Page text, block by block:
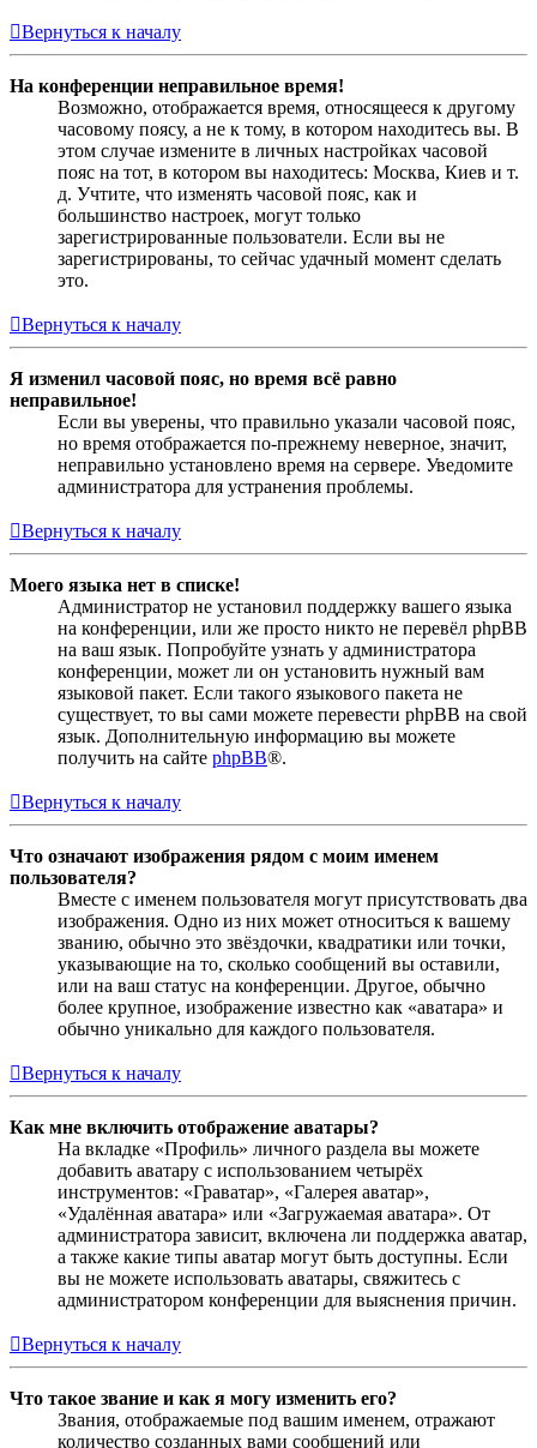
Вернуться к началу
На конференции неправильное время!
Возможно, отображается время, относящееся к другому
часовому поясу, а не к тому, в котором находитесь вы. В
этом случае измените в личных настройках часовой
пояс на тот, в котором вы находитесь: Москва, Киев и т.
д. Учтите, что изменять часовой пояс, как и
большинство настроек, могут только
зарегистрированные пользователи. Если вы не
зарегистрированы, то сейчас удачный момент сделать
это.
Вернуться к началу
Я изменил часовой пояс, но время всё равно
неправильное!
Если вы уверены, что правильно указали часовой пояс,
но время отображается по-прежнему неверное, значит,
неправильно установлено время на сервере. Уведомите
администратора для устранения проблемы.
Вернуться к началу
Моего языка нет в списке!
Администратор не установил поддержку вашего языка
на конференции, или же просто никто не перевёл phpBB
на ваш язык. Попробуйте узнать у администратора
конференции, может ли он установить нужный вам
языковой пакет. Если такого языкового пакета не
существует, то вы сами можете перевести phpBB на свой
язык. Дополнительную информацию вы можете
получить на сайте phpBB®.
Вернуться к началу
Что означают изображения рядом с моим именем
пользователя?
Вместе с именем пользователя могут присутствовать два
изображения. Одно из них может относиться к вашему
званию, обычно это звёздочки, квадратики или точки,
указывающие на то, сколько сообщений вы оставили,
или на ваш статус на конференции. Другое, обычно
более крупное, изображение известно как «аватара» и
обычно уникально для каждого пользователя.
Вернуться к началу
Как мне включить отображение аватары?
На вкладке «Профиль» личного раздела вы можете
добавить аватару с использованием четырёх
инструментов: «Граватар», «Галерея аватар»,
«Удалённая аватара» или «Загружаемая аватара». От
администратора зависит, включена ли поддержка аватар,
а также какие типы аватар могут быть доступны. Если
вы не можете использовать аватары, свяжитесь с
администратором конференции для выяснения причин.
Вернуться к началу
Что такое звание и как я могу изменить его?
Звания, отображаемые под вашим именем, отражают
количество созданных вами сообщений или